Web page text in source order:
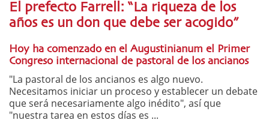
El prefecto Farrell: “La riqueza de los
años es un don que debe ser acogido”
Hoy ha comenzado en el Augustinianum el Primer
Congreso internacional de pastoral de los ancianos
"La pastoral de los ancianos es algo nuevo.
Necesitamos iniciar un proceso y establecer un debate
que será necesariamente algo inédito", así que
"nuestra tarea en estos días es ...